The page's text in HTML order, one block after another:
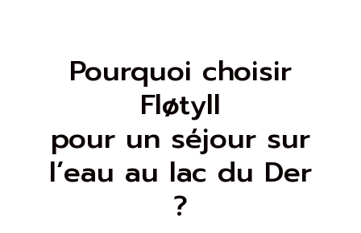
Pourquoi choisir
Fløtyll
pour un séjour sur
l’eau au lac du Der
?